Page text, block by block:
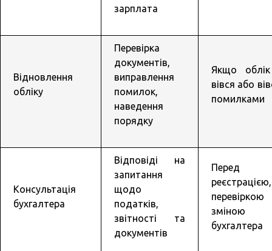
зарплата
Відновлення
обліку
Перевірка
документів,
виправлення
помилок,
наведення
порядку
Якщо
вівся або
помилками
Консультація
бухгалтера
Відповіді на
запитання
щодо
податків,
звітності та
документів
Перед
реєстрацією,
зміною
бухгалтера